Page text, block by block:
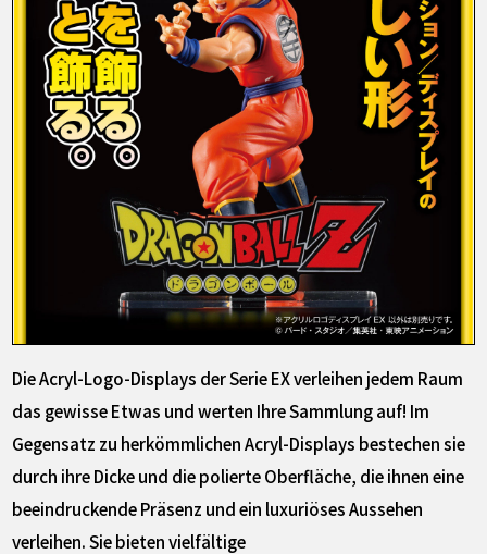
Die Acryl-Logo-Displays der Serie EX verleihen jedem Raum
das gewisse Etwas und werten Ihre Sammlung auf! Im
Gegensatz zu herkömmlichen Acryl-Displays bestechen sie
durch ihre Dicke und die polierte Oberfläche, die ihnen eine
beeindruckende Präsenz und ein luxuriöses Aussehen
verleihen. Sie bieten vielfältige